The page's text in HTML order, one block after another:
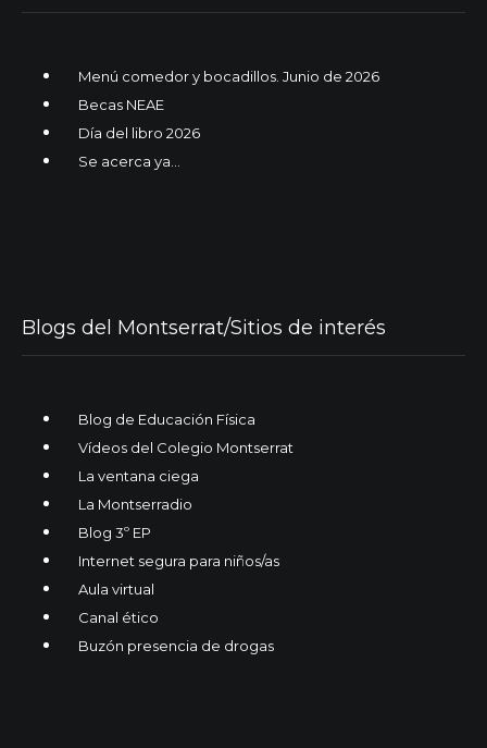
Menú comedor y bocadillos. Junio de 2026
Becas NEAE
Día del libro 2026
Se acerca ya…
Blogs del Montserrat/Sitios de interés
Blog de Educación Física
Vídeos del Colegio Montserrat
La ventana ciega
La Montserradio
Blog 3º EP
Internet segura para niños/as
Aula virtual
Canal ético
Buzón presencia de drogas